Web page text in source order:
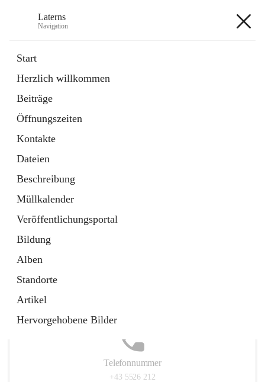
Laterns
Navigation
Start
Herzlich willkommen
Beiträge
Öffnungszeiten
Kontakte
Dateien
Beschreibung
Müllkalender
Veröffentlichungsportal
Bildung
Alben
Standorte
Artikel
Hervorgehobene Bilder
11 Schnellzugriffe
Soziales
1 Schnellzugriff
Telefonnummer
+43 5526 212